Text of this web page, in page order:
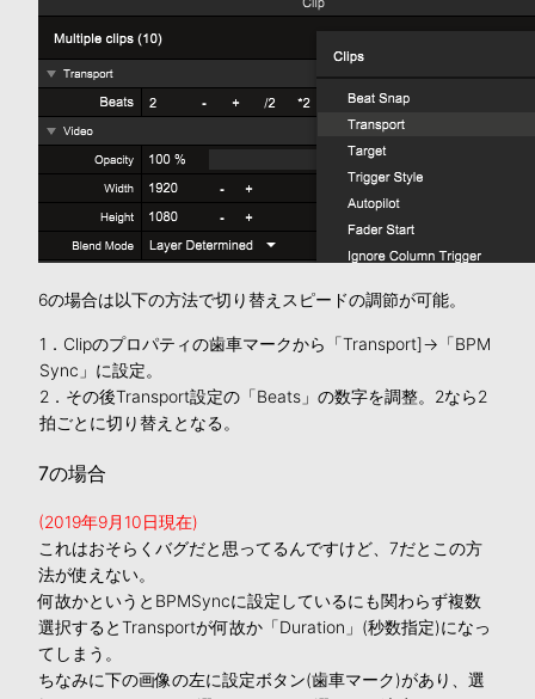
6の場合は以下の方法で切り替えスピードの調節が可能。
1．Clipのプロパティの歯車マークから「Transport]→「BPM
Sync」に設定。
2．その後Transport設定の「Beats」の数字を調整。2なら2
拍ごとに切り替えとなる。
7の場合
(2019年9月10日現在)
これはおそらくバグだと思ってるんですけど、7だとこの方
法が使えない。
何故かというとBPMSyncに設定しているにも関わらず複数
選択するとTransportが何故か「Duration」(秒数指定)になっ
てしまう。
ちなみに下の画像の左に設定ボタン(歯車マーク)があり、選